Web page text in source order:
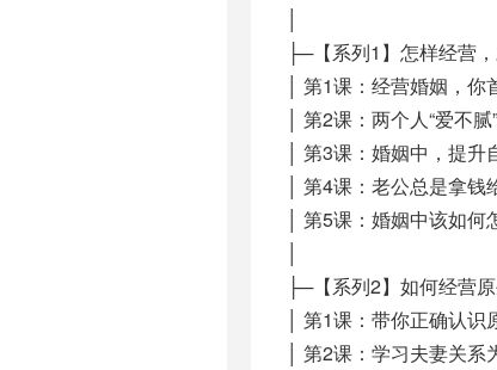
├─【系列1】怎样经营
│ 第1课：经营婚姻，
│ 第2课：两个人“爱不
│ 第3课：婚姻中，提
│ 第4课：老公总是拿
│ 第5课：婚姻中该如
├─【系列2】如何经营
│ 第1课：带你正确认
│ 第2课：学习夫妻关